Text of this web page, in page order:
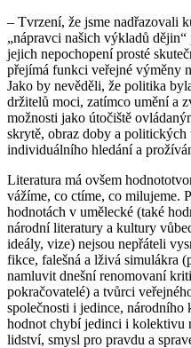
– Tvrzení, že jsme nadřazovali
„nápravci našich výkladů
jejich nepochopení prosté
přejímá funkci veřejné výměny
Jako by nevěděli, že politika
držitelů moci, zatímco umění a
možnosti jako útočiště
skrytě, obraz doby a politických
individuálního hledání a
Literatura má ovšem
vážíme, co ctíme, co milujeme.
hodnotách v umělecké (také
národní literatury a kultury
ideály, vize) nejsou nepřáteli
fikce, falešná a lživá simulákra
namluvit dnešní renomovaní
pokračovatelé) a tvůrci
společnosti i jedince,
hodnot chybí jedinci i kolektivu
lidství, smysl pro pravdu a